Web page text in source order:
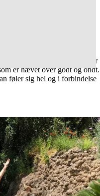
med Tonen fra Himlen, der
er hævet over godt og ondt.
føler sig hel og i forbindelse